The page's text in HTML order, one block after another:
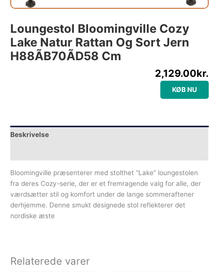
Loungestol Bloomingville Cozy
Lake Natur Rattan Og Sort Jern
H88ÃB70ÃD58 Cm
2,129.00kr.
KØB NU
Beskrivelse
Bloomingville præsenterer med stolthet “Lake” loungestolen
fra deres Cozy-serie, der er et fremragende valg for alle, der
værdsætter stil og komfort under de lange sommeraftener
derhjemme. Denne smukt designede stol reflekterer det
nordiske æste
Relaterede varer